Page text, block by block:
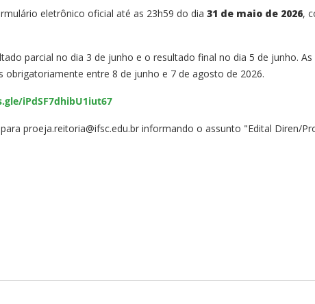
eletrônico oficial até as 23h59 do dia 31 de maio de 2026,
parcial no dia 3 de junho e o resultado final no dia 5 de junho. As
obrigatoriamente entre 8 de junho e 7 de agosto de 2026.
iPdSF7dhibU1iut67
proeja.reitoria@ifsc.edu.br informando o assunto "Edital Diren/